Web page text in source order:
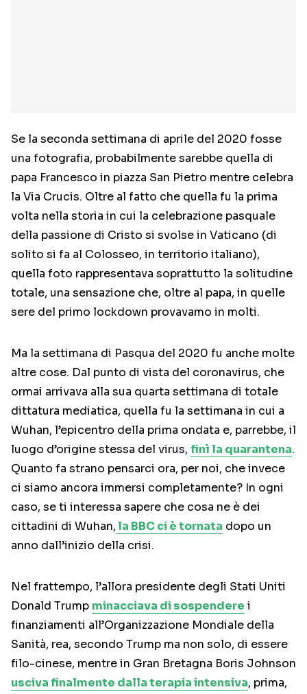
Se la seconda settimana di aprile del 2020 fosse
una fotografia, probabilmente sarebbe quella di
papa Francesco in piazza San Pietro mentre celebra
la Via Crucis. Oltre al fatto che quella fu la prima
volta nella storia in cui la celebrazione pasquale
della passione di Cristo si svolse in Vaticano (di
solito si fa al Colosseo, in territorio italiano),
quella foto rappresentava soprattutto la solitudine
totale, una sensazione che, oltre al papa, in quelle
sere del primo lockdown provavamo in molti.
Ma la settimana di Pasqua del 2020 fu anche molte
altre cose. Dal punto di vista del coronavirus, che
ormai arrivava alla sua quarta settimana di totale
dittatura mediatica, quella fu la settimana in cui a
Wuhan, l’epicentro della prima ondata e, parrebbe, il
luogo d’origine stessa del virus, finì la quarantena.
Quanto fa strano pensarci ora, per noi, che invece
ci siamo ancora immersi completamente? In ogni
caso, se ti interessa sapere che cosa ne è dei
cittadini di Wuhan, la BBC ci è tornata dopo un
anno dall’inizio della crisi.
Nel frattempo, l’allora presidente degli Stati Uniti
Donald Trump minacciava di sospendere i
finanziamenti all’Organizzazione Mondiale della
Sanità, rea, secondo Trump ma non solo, di essere
filo-cinese, mentre in Gran Bretagna Boris Johnson
usciva finalmente dalla terapia intensiva, prima,